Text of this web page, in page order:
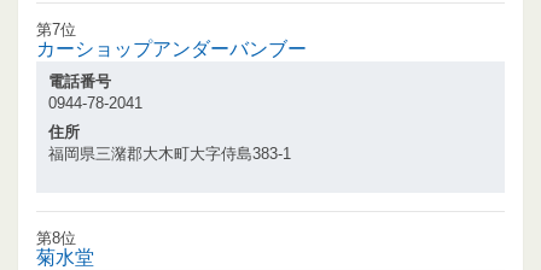
第7位
カーショップアンダーバンブー
電話番号
0944-78-2041
住所
福岡県三潴郡大木町大字侍島383-1
第8位
菊水堂